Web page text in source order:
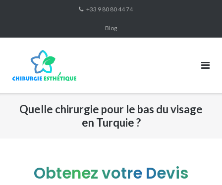
+33 9 80 80 44 74
Blog
Quelle chirurgie pour le bas du visage
en Turquie ?
Obtenez votre Devis